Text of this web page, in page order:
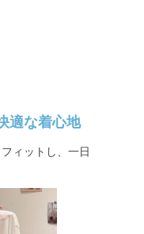
適な着心地
ィットし、一日